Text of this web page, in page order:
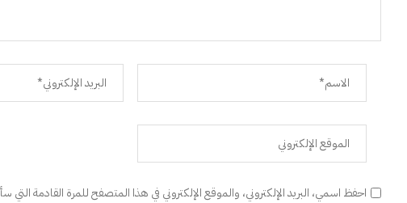
احفظ اسمي، البريد الإلكتروني، والموقع الإلكتروني في هذا المتصفح للمرة القادمة التي